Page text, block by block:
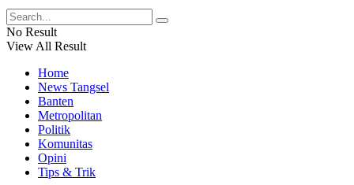
No Result
View All Result
Home
News Tangsel
Banten
Metropolitan
Politik
Komunitas
Opini
Tips & Trik